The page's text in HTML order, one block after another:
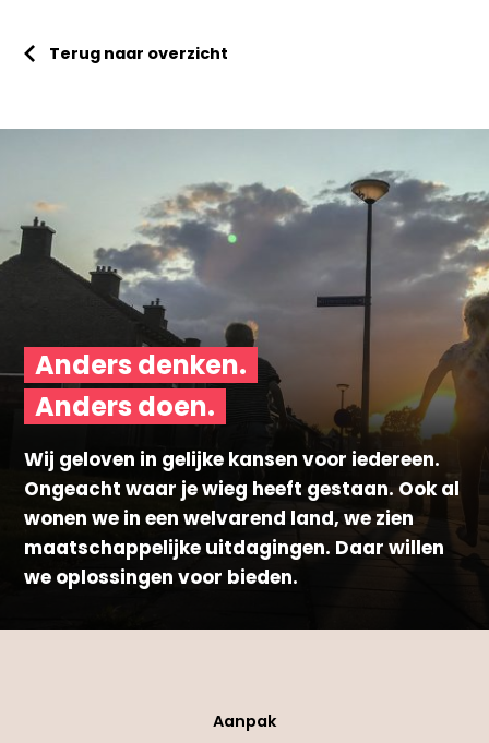
Terug naar overzicht
Wij geloven in gelijke kansen voor iedereen.
Ongeacht waar je wieg heeft gestaan. Ook al
wonen we in een welvarend land, we zien
maatschappelijke uitdagingen. Daar willen
we oplossingen voor bieden.
Anders denken.
Anders doen.
Aanpak